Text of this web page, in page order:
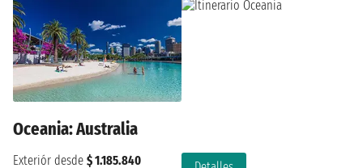
Oceania: Australia
Exteriór desde $ 1.185.840